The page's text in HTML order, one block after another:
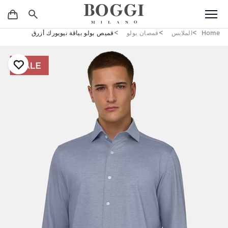
Home الملابس قمصان بولو قميص بولو بياقة نيويورك أزرق